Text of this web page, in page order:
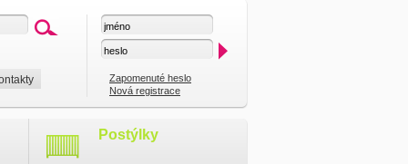
Zapomenuté heslo
Nová registrace
Postýlky